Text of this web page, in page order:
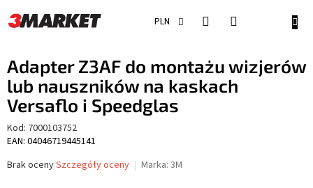
do
treści
PLN
Adapter Z3AF do montażu wizjerów
lub nauszników na kaskach
Versaflo i Speedglas
Kod: 7000103752
EAN: 04046719445141
Średnia
Brak ocenySzczegóły oceny Marka: 3M